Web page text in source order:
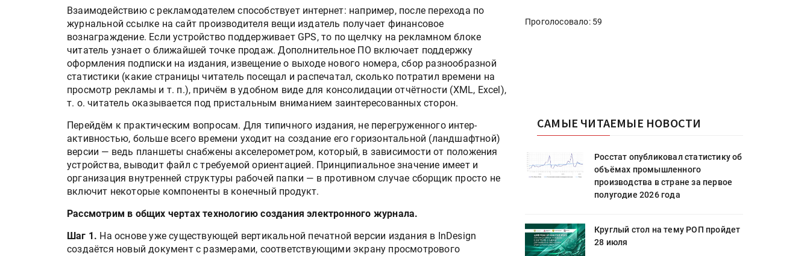
Взаимодействию с рекламодателем способствует интернет: например, после перехода по
журнальной ссылке на сайт производителя вещи издатель получает финансовое
вознаграждение. Если устройство поддерживает GPS, то по щелчку на рекламном блоке
читатель узнает о ближайшей точке продаж. Дополнительное ПО включает поддержку
оформления подписки на издания, извещение о выходе нового номера, сбор разнообразной
статистики (какие страницы читатель посещал и распечатал, сколько потратил времени на
просмотр рекламы и т. п.), причём в удобном виде для консолидации отчётности (XML, Excel),
т. о. читатель оказывается под пристальным вниманием заинтересованных сторон.
Перейдём к практическим вопросам. Для типичного издания, не перегруженного интер-
активностью, больше всего времени уходит на создание его горизонтальной (ландшафтной)
версии — ведь планшеты снабжены акселерометром, который, в зависимости от положения
устройства, выводит файл с требуемой ориентацией. Принципиальное значение имеет и
организация внутренней структуры рабочей папки — в противном случае сборщик просто не
включит некоторые компоненты в конечный продукт.
Рассмотрим в общих чертах технологию создания электронного журнала.
Шаг 1. На основе уже существующей вертикальной печатной версии издания в InDesign
создаётся новый документ с размерами, соответствующими экрану просмотрового
Проголосовало: 59
САМЫЕ ЧИТАЕМЫЕ НОВОСТИ
Росстат опубликовал статистику об
объёмах промышленного
производства в стране за первое
полугодие 2026 года
28 июля
Росстат опубликовал статистику об
объёмах промышленного
производства в стране за первое
28 июля
Росстат опубликовал статистику об
объёмах промышленного
производства в стране за первое
полугодие 2026 года
Круглый стол на тему РОП пройдет
28 июля